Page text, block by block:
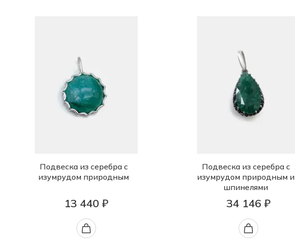
Подвеска из серебра с
изумрудом природным
13 440 ₽
Подвеска из серебра с
изумрудом природным и
шпинелями
34 146 ₽